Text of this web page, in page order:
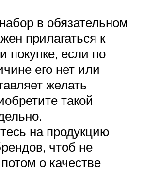
в обязательном
прилагаться к
покупке, если по
его нет или
желать
такой
на продукцию
чтоб не
о качестве